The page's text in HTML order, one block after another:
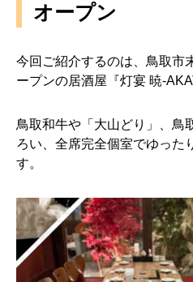
オープン
今回ご紹介するのは、鳥取市
ープンの居酒屋『灯宴 暁-
鳥取和牛や「大山どり」、鳥
ろい、全席完全個室でゆった
す。